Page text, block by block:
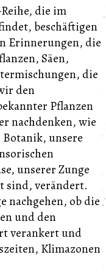
die im
beschäftigen
Erinnerungen, die
Säen,
die
den
Pflanzen
nachdenken, wie
unsere
unserer Zunge
sind, verändert.
nachgehen, ob die
und den
verankert und
Klimazonen